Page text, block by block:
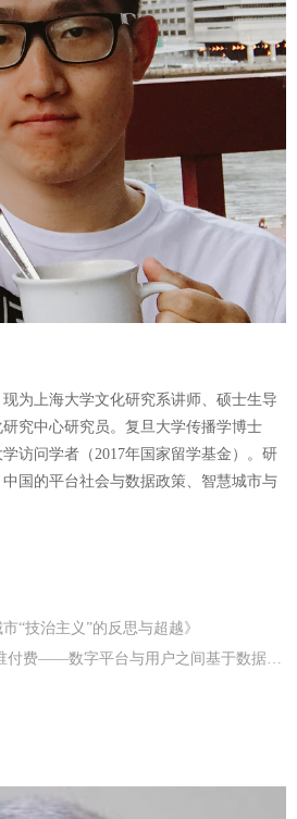
为上海大学文化研究系讲师、硕士生导
究中心研究员。复旦大学传播学博士
学访问学者（2017年国家留学基金）。研
国的平台社会与数据政策、智慧城市与
“技治主义”的反思与超越》